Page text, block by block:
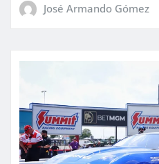
José Armando Gómez